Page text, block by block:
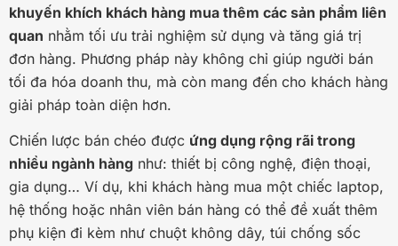
khuyến khích khách hàng mua thêm các sản phẩm liên
quan nhằm tối ưu trải nghiệm sử dụng và tăng giá trị
đơn hàng. Phương pháp này không chỉ giúp người bán
tối đa hóa doanh thu, mà còn mang đến cho khách hàng
giải pháp toàn diện hơn.
Chiến lược bán chéo được ứng dụng rộng rãi trong
nhiều ngành hàng như: thiết bị công nghệ, điện thoại,
gia dụng… Ví dụ, khi khách hàng mua một chiếc laptop,
hệ thống hoặc nhân viên bán hàng có thể đề xuất thêm
phụ kiện đi kèm như chuột không dây, túi chống sốc